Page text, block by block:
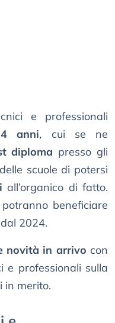
e professionali
4 anni, cui se ne
diploma presso gli
scuole di potersi
all’organico di fatto.
beneficiare
2024.
novità in arrivo con
e professionali sulla
in merito.